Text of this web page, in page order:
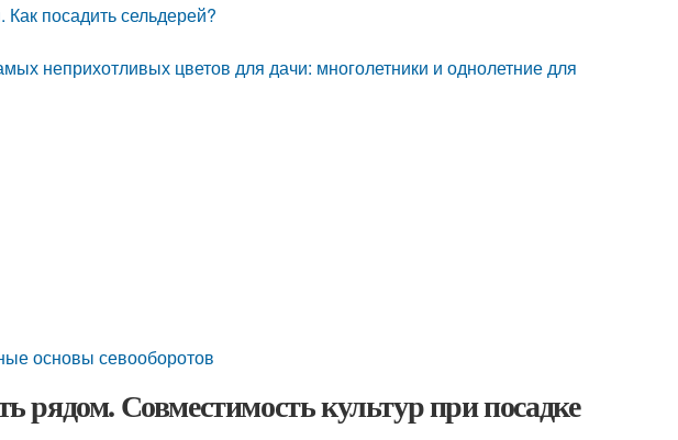
посадить сельдерей?
неприхотливых цветов для дачи: многолетники и однолетние для
основы севооборотов
рядом. Совместимость культур при посадке